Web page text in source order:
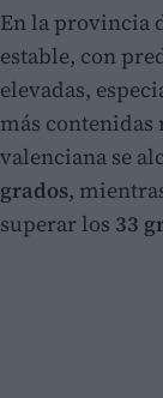
En la provincia
estable, con
elevadas,
más contenidas
valenciana se
grados,
superar los 33